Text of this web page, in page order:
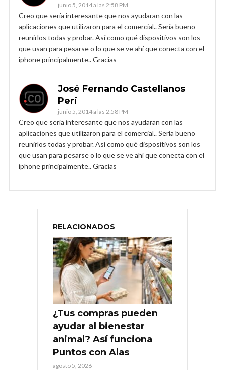
junio 5, 2014 a las 2:58 PM
Creo que sería interesante que nos ayudaran con las
aplicaciones que utilizaron para el comercial.. Sería bueno
reunirlos todas y probar. Así como qué dispositivos son los
que usan para pesarse o lo que se ve ahí que conecta con el
iphone principalmente.. Gracias
José Fernando Castellanos
Peri
junio 5, 2014 a las 2:58 PM
Creo que sería interesante que nos ayudaran con las
aplicaciones que utilizaron para el comercial.. Sería bueno
reunirlos todas y probar. Así como qué dispositivos son los
que usan para pesarse o lo que se ve ahí que conecta con el
iphone principalmente.. Gracias
RELACIONADOS
¿Tus compras pueden
ayudar al bienestar
animal? Así funciona
Puntos con Alas
agosto 5, 2026